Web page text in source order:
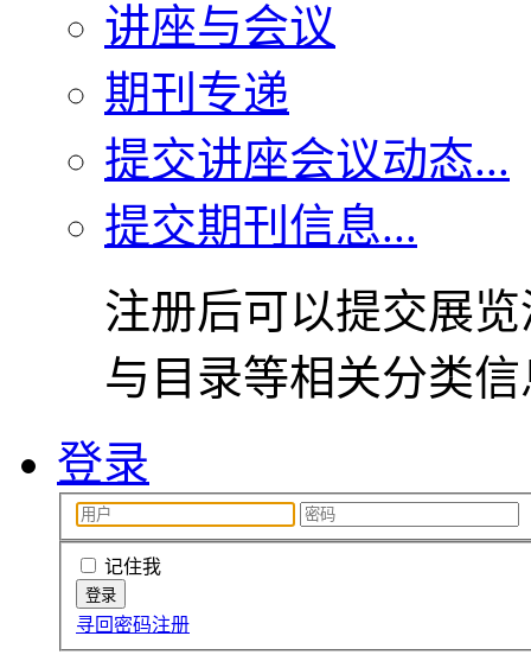
讲座与会议
期刊专递
提交讲座会议动态...
提交期刊信息...
注册后可以提交展
与目录等相关分类
登录
记住我
寻回密码注册